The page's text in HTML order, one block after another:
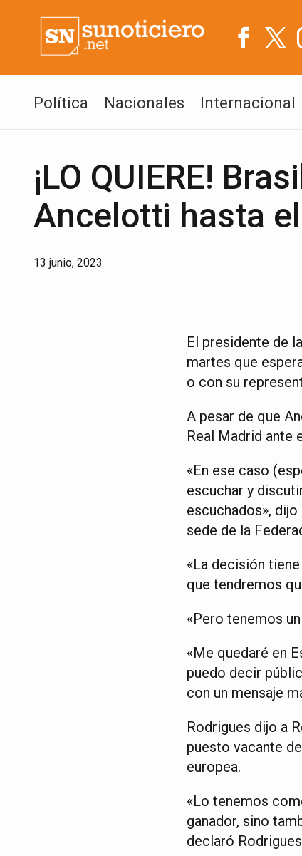
Política Nacionales Internacional
¡LO QUIERE!
Ancelotti hasta
13 junio, 2023
El presidente de
martes que
o con su
A pesar de que
Real Madrid ante
«En ese caso
escuchar y
escuchados»,
sede de la
«La decisión
que tendremos
«Pero tenemos
«Me quedaré en
puedo decir
con un mensaje
Rodrigues dijo a
puesto vacante
europea.
«Lo tenemos
ganador, sino
declaró